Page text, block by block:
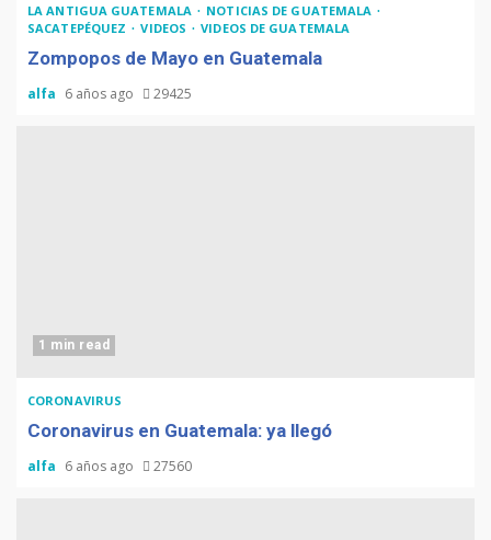
LA ANTIGUA GUATEMALA
NOTICIAS DE GUATEMALA
SACATEPÉQUEZ
VIDEOS VIDEOS DE GUATEMALA
Zompopos de Mayo en Guatemala
alfa 6 años ago 29425
1 min read
CORONAVIRUS
Coronavirus en Guatemala: ya llegó
alfa 6 años ago 27560